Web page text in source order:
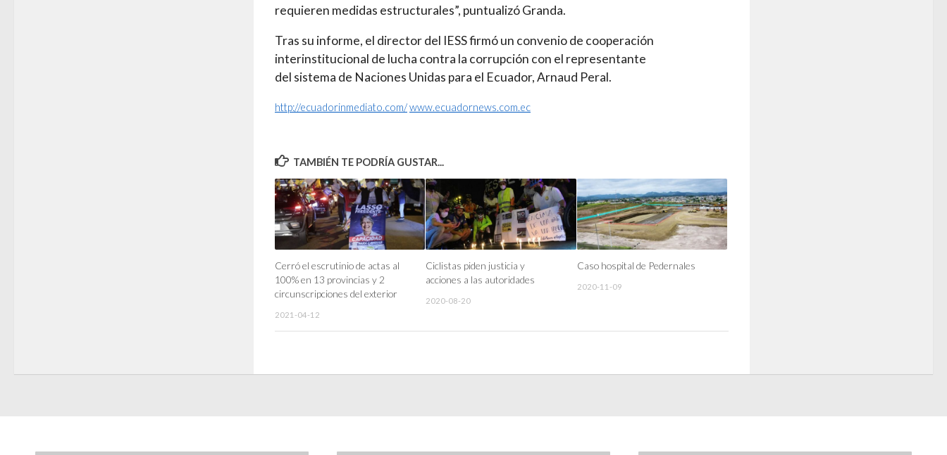
requieren medidas estructurales”, puntualizó Granda.
Tras su informe, el director del IESS firmó un convenio de cooperación
interinstitucional de lucha contra la corrupción con el representante
del sistema de Naciones Unidas para el Ecuador, Arnaud Peral.
http://ecuadorinmediato.com/www.ecuadornews.com.ec
TAMBIÉN TE PODRÍA GUSTAR...
Cerró el escrutinio de actas al
100% en 13 provincias y 2
circunscripciones del exterior
2021-04-12
Ciclistas piden justicia y
acciones a las autoridades
2020-08-20
Caso hospital de Pedernales
2020-11-09